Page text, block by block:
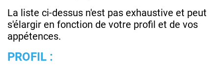
La liste ci-dessus n'est pas exhaustive et peut
s'élargir en fonction de votre profil et de vos
appétences.
PROFIL :